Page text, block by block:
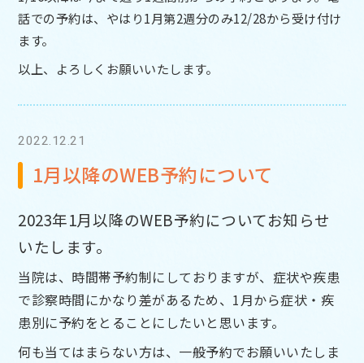
話での予約は、やはり1月第2週分のみ12/28から受け付け
ます。
以上、よろしくお願いいたします。
2022.12.21
1月以降のWEB予約について
2023年1月以降のWEB予約についてお知らせ
いたします。
当院は、時間帯予約制にしておりますが、症状や疾患
で診察時間にかなり差があるため、1月から症状・疾
患別に予約をとることにしたいと思います。
何も当てはまらない方は、一般予約でお願いいたしま